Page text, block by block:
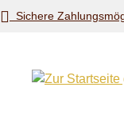
Hauptinhalt
Zur Suche springen
Zur
Sichere